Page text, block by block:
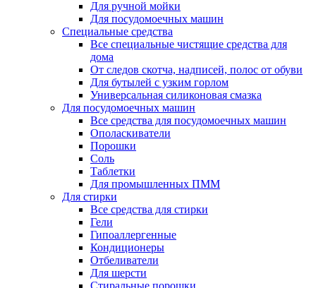
Для ручной мойки
Для посудомоечных машин
Специальные средства
Все специальные чистящие средства для
дома
От следов скотча, надписей, полос от обуви
Для бутылей с узким горлом
Универсальная силиконовая смазка
Для посудомоечных машин
Все средства для посудомоечных машин
Ополаскиватели
Порошки
Соль
Таблетки
Для промышленных ПММ
Для стирки
Все средства для стирки
Гели
Гипоаллергенные
Кондиционеры
Отбеливатели
Для шерсти
Стиральные порошки